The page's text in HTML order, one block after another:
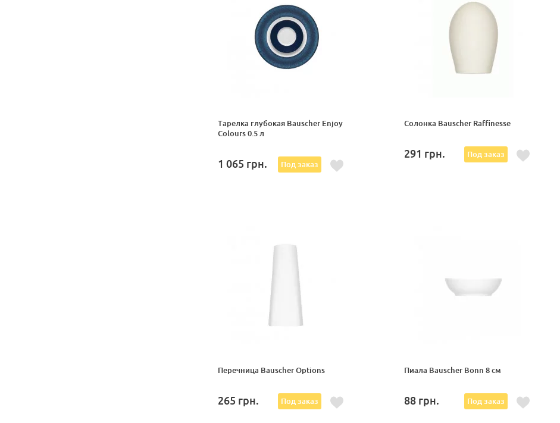
Тарелка глубокая Bauscher Enjoy
Colours 0.5 л
1 065 грн. Под заказ
Солонка Bauscher Raffinesse
291 грн. Под заказ
Перечница Bauscher Options
265 грн. Под заказ
Пиала Bauscher Bonn 8 см
88 грн. Под заказ